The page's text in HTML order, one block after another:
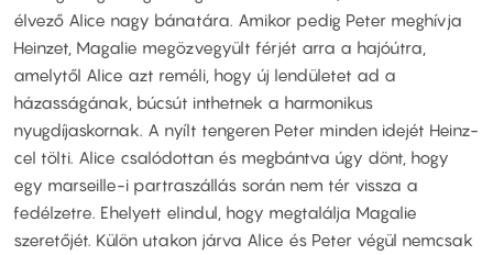
élvező Alice nagy bánatára. Amikor pedig Peter meghívja
Heinzet, Magalie megözvegyült férjét arra a hajóútra,
amelytől Alice azt reméli, hogy új lendületet ad a
házasságának, búcsút inthetnek a harmonikus
nyugdíjaskornak. A nyílt tengeren Peter minden idejét Heinz-
cel tölti. Alice csalódottan és megbántva úgy dönt, hogy
egy marseille-i partraszállás során nem tér vissza a
fedélzetre. Ehelyett elindul, hogy megtalálja Magalie
szeretőjét. Külön utakon járva Alice és Peter végül nemcsak